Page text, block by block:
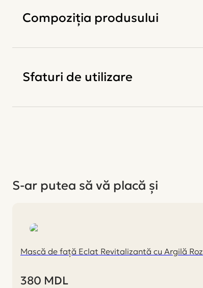
Compoziția produsului
Sfaturi de utilizare
S-ar putea să vă placă și
Mască de față Eclat Revitalizantă cu Argilă Roz
380 MDL